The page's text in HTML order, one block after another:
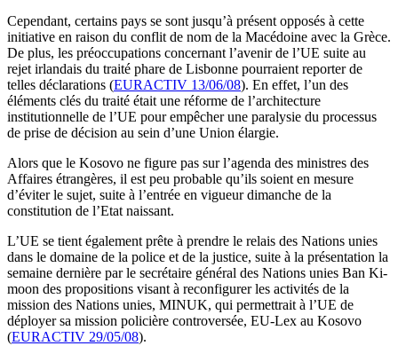
Cependant, certains pays se sont jusqu’à présent opposés à cette
initiative en raison du conflit de nom de la Macédoine avec la Grèce.
De plus, les préoccupations concernant l’avenir de l’UE suite au
rejet irlandais du traité phare de Lisbonne pourraient reporter de
telles déclarations (EURACTIV 13/06/08). En effet, l’un des
éléments clés du traité était une réforme de l’architecture
institutionnelle de l’UE pour empêcher une paralysie du processus
de prise de décision au sein d’une Union élargie.
Alors que le Kosovo ne figure pas sur l’agenda des ministres des
Affaires étrangères, il est peu probable qu’ils soient en mesure
d’éviter le sujet, suite à l’entrée en vigueur dimanche de la
constitution de l’Etat naissant.
L’UE se tient également prête à prendre le relais des Nations unies
dans le domaine de la police et de la justice, suite à la présentation la
semaine dernière par le secrétaire général des Nations unies Ban Ki-
moon des propositions visant à reconfigurer les activités de la
mission des Nations unies, MINUK, qui permettrait à l’UE de
déployer sa mission policière controversée, EU-Lex au Kosovo
(EURACTIV 29/05/08).